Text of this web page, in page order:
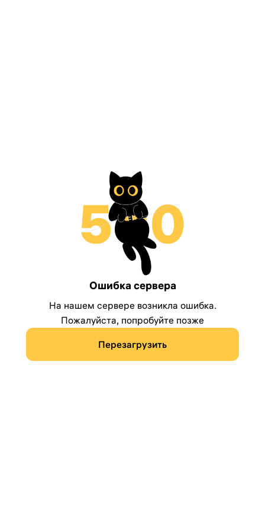
Ошибка сервера
На нашем сервере возникла ошибка.
Пожалуйста, попробуйте позже
Перезагрузить